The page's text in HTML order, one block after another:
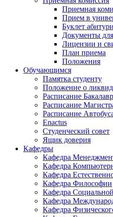
Приемная
Прием в
Буклет
Документы
Лицензии и
План приема
Положения
Обучающимся
Памятка студенту
Положение о
Расписание
Расписание
Расписание
Enactus
Студенческий совет
Ящик доверия
Кафедры
Кафедра
Кафедра
Кафедра
Кафедра Философии
Кафедра
Кафедра
Кафедра